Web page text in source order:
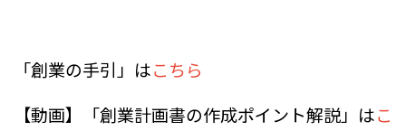
「創業の手引」はこちら
【動画】「創業計画書の作成ポイント解説」はこ